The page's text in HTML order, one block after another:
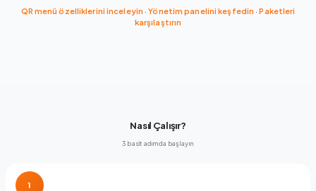
QR menü özelliklerini inceleyin ·Yönetim panelini keşfedin ·Paketleri
karşılaştırın
Nasıl Çalışır?
3 basit adımda başlayın
1